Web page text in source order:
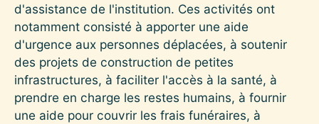
d'assistance de l'institution. Ces activités ont
notamment consisté à apporter une aide
d'urgence aux personnes déplacées, à soutenir
des projets de construction de petites
infrastructures, à faciliter l'accès à la santé, à
prendre en charge les restes humains, à fournir
une aide pour couvrir les frais funéraires, à